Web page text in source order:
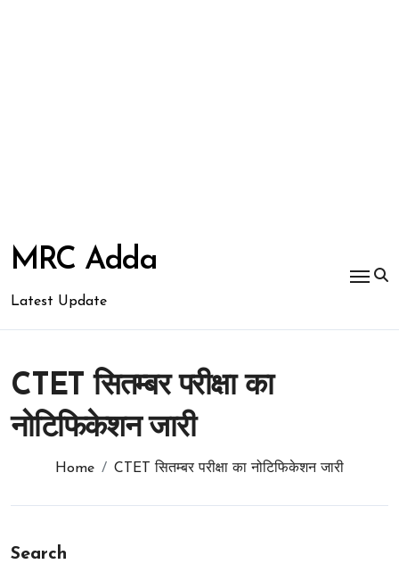
content
MRC Adda
Latest Update
CTET सितम्बर परीक्षा का
नोटिफिकेशन जारी
Home CTET सितम्बर परीक्षा का नोटिफिकेशन जारी
Search